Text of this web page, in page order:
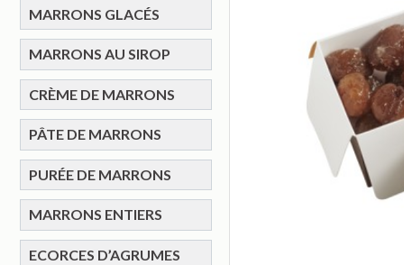
MARRONS GLACÉS
MARRONS AU SIROP
CRÈME DE MARRONS
PÂTE DE MARRONS
PURÉE DE MARRONS
MARRONS ENTIERS
ECORCES D’AGRUMES